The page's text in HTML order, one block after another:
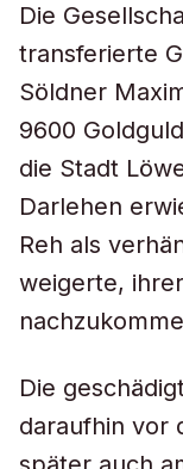
Die
transferierte
Söldner
9600
die Stadt
Darlehen
Reh als
weigerte,
Die
daraufhin vor